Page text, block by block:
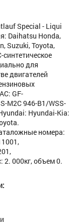
Special - Liqui
Daihatsu Honda,
Suzuki, Toyota,
для
двигателей
GF-
M2C 946-B1/WSS-
Hyundai-Kia:
номера:
2. 000кг, объем 0.